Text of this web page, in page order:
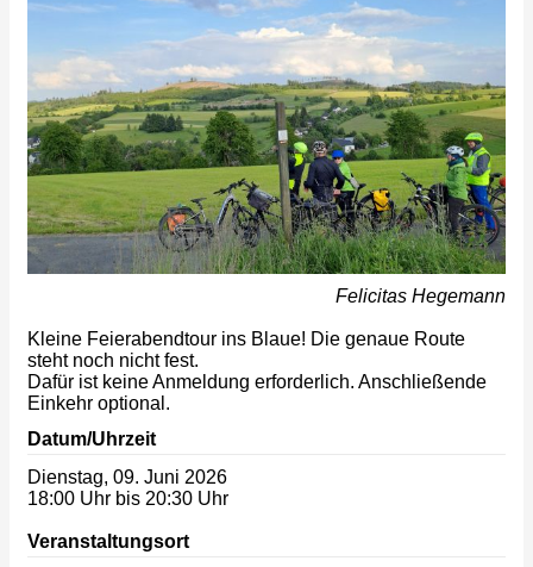
Felicitas Hegemann
Kleine Feierabendtour ins Blaue! Die genaue Route
steht noch nicht fest.
Dafür ist keine Anmeldung erforderlich. Anschließende
Einkehr optional.
Datum/Uhrzeit
Dienstag, 09. Juni 2026
18:00 Uhr bis 20:30 Uhr
Veranstaltungsort